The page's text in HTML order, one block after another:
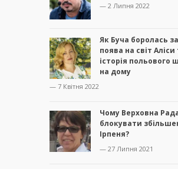
— 2 Липня 2022
Як Буча боролась
поява на світ Аліси
історія польового
на дому
— 7 Квітня 2022
Чому Верховна
блокувати
Ірпеня?
— 27 Липня 2021